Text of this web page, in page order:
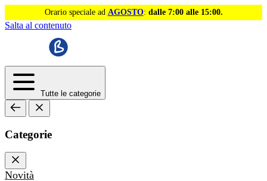
Orario speciale ad AGOSTO: dalle 7:00 alle 15:00.
Salta al contenuto
Tutte le categorie
Categorie
Novità